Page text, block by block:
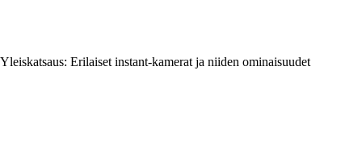
Yleiskatsaus: Erilaiset instant-kamerat ja niiden ominaisuudet